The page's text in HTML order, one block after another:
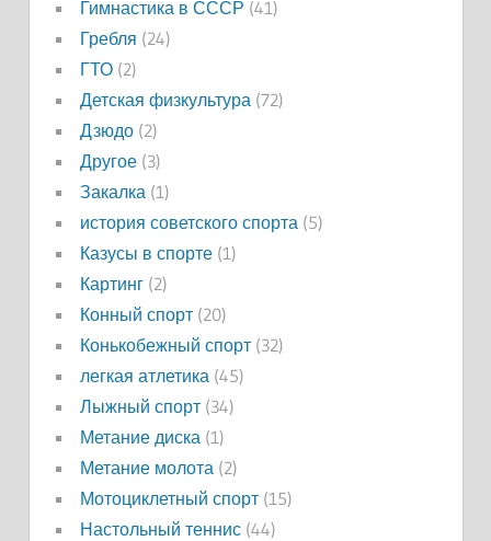
Гимнастика в СССР (41)
Гребля (24)
ГТО(2)
Детская физкультура (72)
Дзюдо(2)
Другое(3)
Закалка (1)
история советского спорта (5)
Казусы в спорте(1)
Картинг(2)
Конный спорт(20)
Конькобежный спорт(32)
легкая атлетика (45)
Лыжный спорт(34)
Метание диска (1)
Метание молота (2)
Мотоциклетный спорт(15)
Настольный теннис(44)